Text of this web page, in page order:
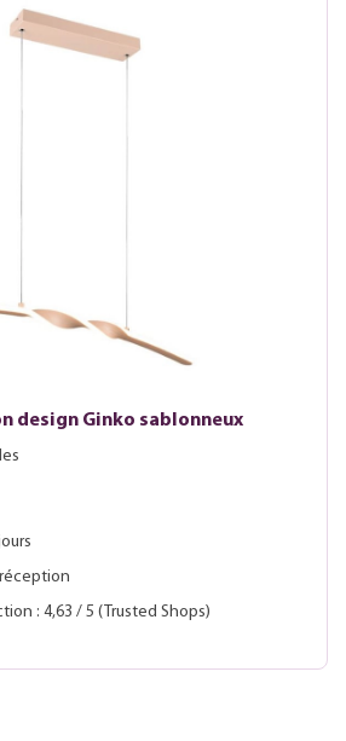
design Ginko sablonneux
: 4,63 / 5 (Trusted Shops)